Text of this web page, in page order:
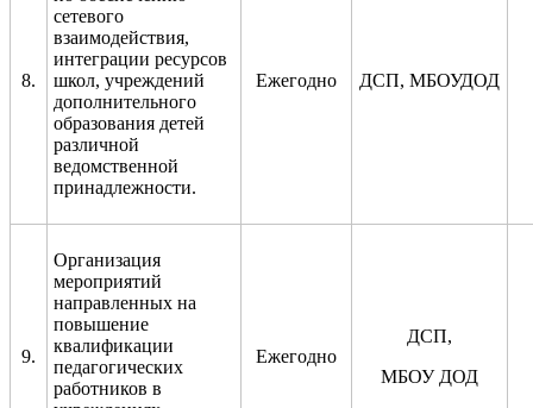
8.
сетевого
взаимодействия,
интеграции ресурсов
школ, учреждений
дополнительного
образования детей
различной
ведомственной
принадлежности.
Ежегодно ДСП, МБОУДОД
9.
Организация
мероприятий
направленных на
повышение
квалификации
педагогических
работников в
Ежегодно
ДСП,
МБОУ ДОД